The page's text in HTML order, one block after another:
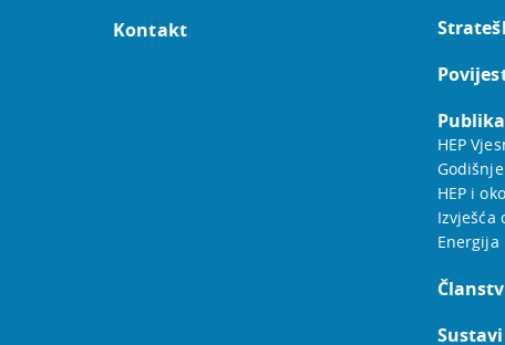
Kontakt
HEP
HEP i
Izvješća
Energija